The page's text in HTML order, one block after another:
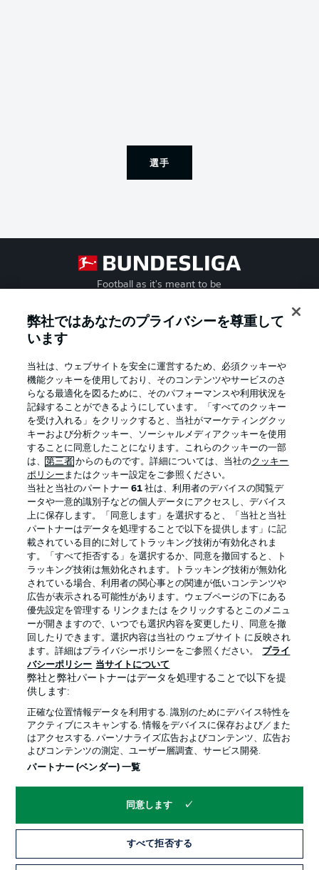
選手
Football as it's meant to be
Official Partners
プライバシー・ポリシー 優先設定を管理する
利用条件 放送局
求人 選手
当サイトについて
© 2026 Bundesliga-Gruppe GmbH
言語をお選びください
Display Mode
弊社ではあなたのプライバシーを尊重して
います
当社は、ウェブサイトを安全に運営するため、必須クッキーや
機能クッキーを使用しており、そのコンテンツやサービスのさ
らなる最適化を図るために、そのパフォーマンスや利用状況を
記録することができるようにしています。「すべてのクッキー
を受け入れる」をクリックすると、当社がマーケティングクッ
キーおよび分析クッキー、ソーシャルメディアクッキーを使用
することに同意したことになります。これらのクッキーの一部
は、第三者 からのものです。詳細については、当社のクッキー
ポリシー またはクッキー設定をご参照ください。
当社と当社のパートナー61 社は、利用者のデバイスの閲覧デ
ータや一意的識別子などの個人データにアクセスし、デバイス
上に保存します。「同意します」を選択すると、「当社と当社
パートナーはデータを処理することで以下を提供します」に記
載されている目的に対してトラッキング技術が有効化されま
す。「すべて拒否する」を選択するか、同意を撤回すると、ト
ラッキング技術は無効化されます。トラッキング技術が無効化
されている場合、利用者の関心事との関連が低いコンテンツや
広告が表示される可能性があります。ウェブページの下にある
優先設定を管理する リンクまたは をクリックするとこのメニュ
ーが開きますので、いつでも選択内容を変更したり、同意を撤
回したりできます。選択内容は当社の ウェブサイト に反映され
ます。詳細はプライバシーポリシーをご参照ください。
プライ
バシーポリシー 当サイトについて
弊社と弊社パートナーはデータを処理することで以下を提
供します:
正確な位置情報データを利用する. 識別のためにデバイス特性を
アクティブにスキャンする. 情報をデバイスに保存および／また
はアクセスする. パーソナライズ広告およびコンテンツ、広告お
よびコンテンツの測定、ユーザー層調査、サービス開発.
パートナー (ベンダー) 一覧
同意します
すべて拒否する